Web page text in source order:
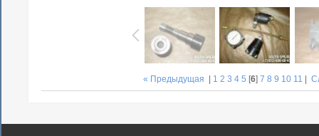
« Предыдущая 1 2 3 4 5 [6] 7 8 9 10 11